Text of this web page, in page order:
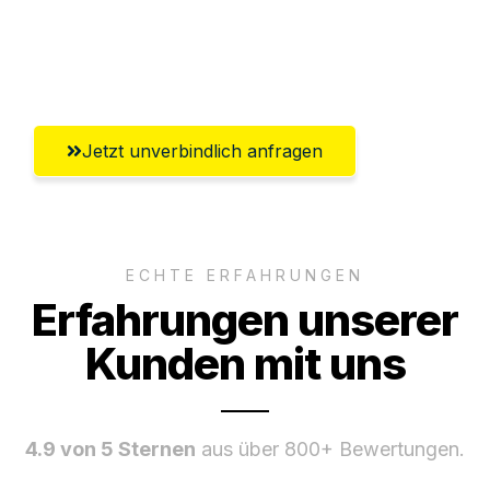
Jetzt unverbindlich anfragen
ECHTE ERFAHRUNGEN
Erfahrungen unserer
Kunden mit uns
4.9 von 5 Sternen aus über 800+ Bewertungen.